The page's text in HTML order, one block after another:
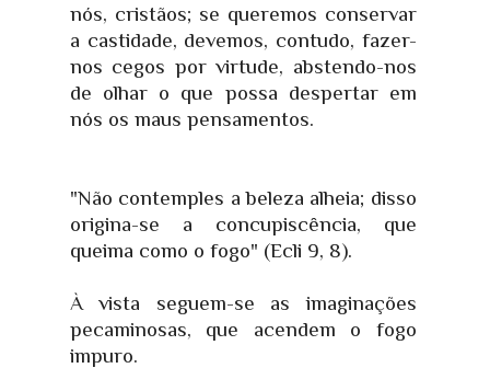
nós, cristãos; se queremos conservar
a castidade, devemos, contudo, fazer-
nos cegos por virtude, abstendo-nos
de olhar o que possa despertar em
nós os maus pensamentos.
"Não contemples a beleza alheia; disso
origina-se a concupiscência, que
queima como o fogo" (Ecli 9, 8).
À vista seguem-se as imaginações
pecaminosas, que acendem o fogo
impuro.